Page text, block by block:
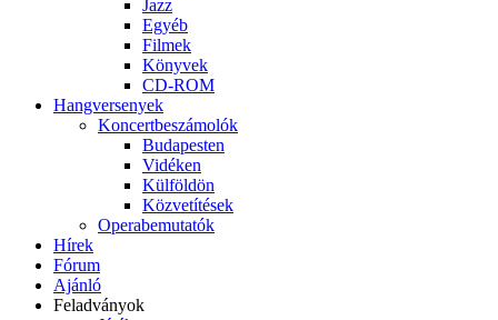
Jazz
Egyéb
Filmek
Könyvek
CD-ROM
Hangversenyek
Koncertbeszámolók
Budapesten
Vidéken
Külföldön
Közvetítések
Operabemutatók
Hírek
Fórum
Ajánló
Feladványok